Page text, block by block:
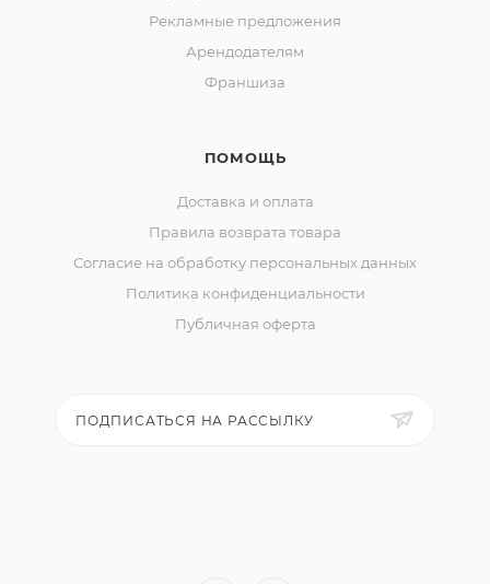
Рекламные предложения
Арендодателям
Франшиза
ПОМОЩЬ
Доставка и оплата
Правила возврата товара
Согласие на обработку персональных данных
Политика конфиденциальности
Публичная оферта
ПОДПИСАТЬСЯ НА РАССЫЛКУ